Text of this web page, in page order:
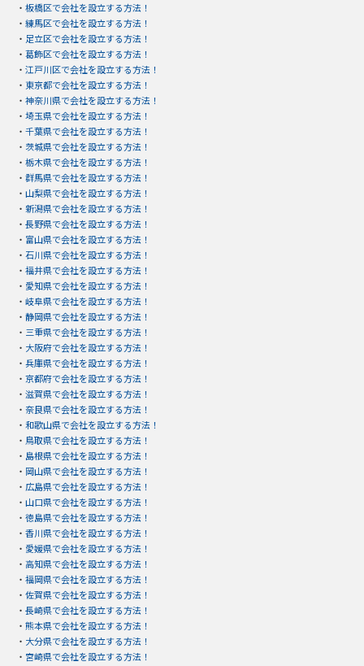
・ 板橋区で会社を設立する方法！
・ 練馬区で会社を設立する方法！
・ 足立区で会社を設立する方法！
・ 葛飾区で会社を設立する方法！
・ 江戸川区で会社を設立する方法！
・ 東京都で会社を設立する方法！
・ 神奈川県で会社を設立する方法！
・ 埼玉県で会社を設立する方法！
・ 千葉県で会社を設立する方法！
・ 茨城県で会社を設立する方法！
・ 栃木県で会社を設立する方法！
・ 群馬県で会社を設立する方法！
・ 山梨県で会社を設立する方法！
・ 新潟県で会社を設立する方法！
・ 長野県で会社を設立する方法！
・ 富山県で会社を設立する方法！
・ 石川県で会社を設立する方法！
・ 福井県で会社を設立する方法！
・ 愛知県で会社を設立する方法！
・ 岐阜県で会社を設立する方法！
・ 静岡県で会社を設立する方法！
・ 三重県で会社を設立する方法！
・ 大阪府で会社を設立する方法！
・ 兵庫県で会社を設立する方法！
・ 京都府で会社を設立する方法！
・ 滋賀県で会社を設立する方法！
・ 奈良県で会社を設立する方法！
・ 和歌山県で会社を設立する方法！
・ 鳥取県で会社を設立する方法！
・ 島根県で会社を設立する方法！
・ 岡山県で会社を設立する方法！
・ 広島県で会社を設立する方法！
・ 山口県で会社を設立する方法！
・ 徳島県で会社を設立する方法！
・ 香川県で会社を設立する方法！
・ 愛媛県で会社を設立する方法！
・ 高知県で会社を設立する方法！
・ 福岡県で会社を設立する方法！
・ 佐賀県で会社を設立する方法！
・ 長崎県で会社を設立する方法！
・ 熊本県で会社を設立する方法！
・ 大分県で会社を設立する方法！
・ 宮崎県で会社を設立する方法！